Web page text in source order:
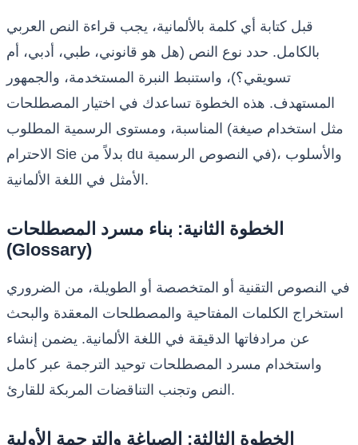
قبل كتابة أي كلمة بالألمانية، يجب قراءة النص العربي
بالكامل. حدد نوع النص (هل هو قانوني، طبي، أدبي، أم
تسويقي؟)، واستنبط النبرة المستخدمة، والجمهور
المستهدف. هذه الخطوة تساعدك في اختيار المصطلحات
المناسبة، ومستوى الرسمية المطلوب (مثل استخدام صيغة
الاحترام Sie بدلاً من du في النصوص الرسمية)، والأسلوب
الأمثل في اللغة الألمانية.
الخطوة الثانية: بناء مسرد المصطلحات
(Glossary)
في النصوص التقنية أو المتخصصة أو الطويلة، من الضروري
استخراج الكلمات المفتاحية والمصطلحات المعقدة والبحث
عن مرادفاتها الدقيقة في اللغة الألمانية. يضمن إنشاء
واستخدام مسرد المصطلحات توحيد الترجمة عبر كامل
النص وتجنب التناقضات المربكة للقارئ.
الخطوة الثالثة: الصياغة والترجمة الأولية